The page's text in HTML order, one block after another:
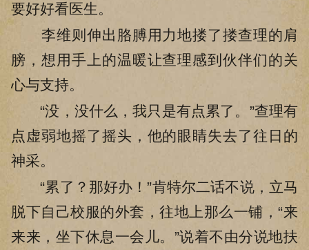
要好好看医生。
李维则伸出胳膊用力地搂了搂查理的肩
膀，想用手上的温暖让查理感到伙伴们的关
心与支持。
“没，没什么，我只是有点累了。”查理有
点虚弱地摇了摇头，他的眼睛失去了往日的
神采。
“累了？那好办！”肯特尔二话不说，立马
脱下自己校服的外套，往地上那么一铺，“来
来来，坐下休息一会儿。”说着不由分说地扶